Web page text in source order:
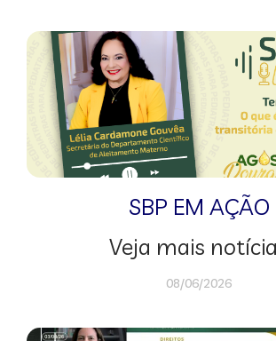
SBP EM AÇÃO
Veja mais
08/06/2026